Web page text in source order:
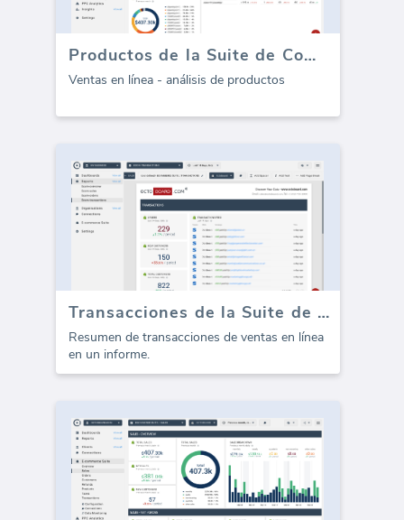
Productos de la Suite de Comercio Electrónico
Ventas en línea - análisis de productos
Transacciones de la Suite de Comercio Electrónico (Informe)
Resumen de transacciones de ventas en línea
en un informe.